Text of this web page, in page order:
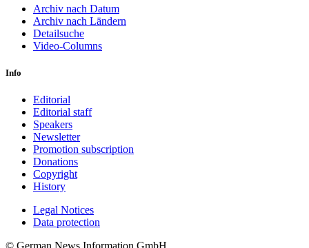
Archiv nach Datum
Archiv nach Ländern
Detailsuche
Video-Columns
Info
Editorial
Editorial staff
Speakers
Newsletter
Promotion subscription
Donations
Copyright
History
Legal Notices
Data protec­tion